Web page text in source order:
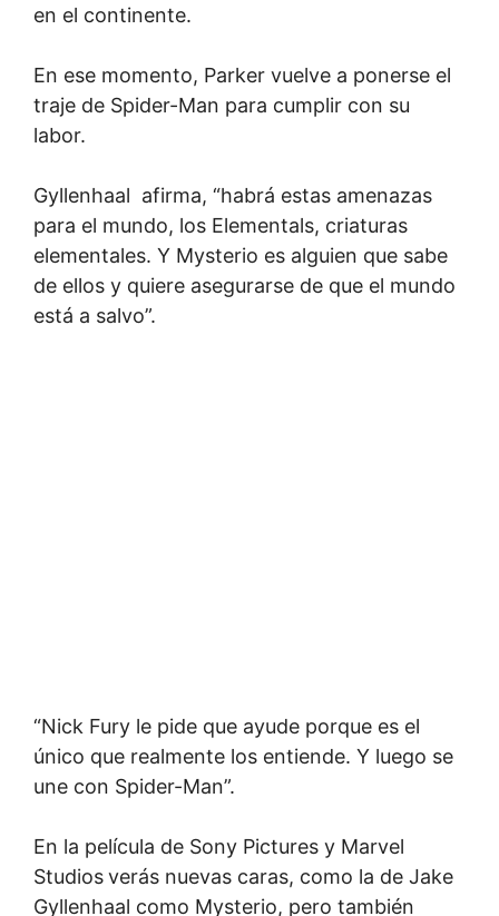
en el continente.
En ese momento, Parker vuelve a ponerse el
traje de Spider-Man para cumplir con su
labor.
Gyllenhaal afirma, “habrá estas amenazas
para el mundo, los Elementals, criaturas
elementales. Y Mysterio es alguien que sabe
de ellos y quiere asegurarse de que el mundo
está a salvo”.
“Nick Fury le pide que ayude porque es el
único que realmente los entiende. Y luego se
une con Spider-Man”.
En la película de Sony Pictures y Marvel
Studiosverás nuevas caras, como la de Jake
Gyllenhaal como Mysterio, pero también